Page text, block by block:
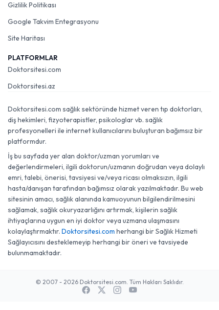
Gizlilik Politikası
Google Takvim Entegrasyonu
Site Haritası
PLATFORMLAR
Doktorsitesi.com
Doktorsitesi.az
Doktorsitesi.com sağlık sektöründe hizmet veren tıp doktorları,
diş hekimleri, fizyoterapistler, psikologlar vb. sağlık
profesyonelleri ile internet kullanıcılarını buluşturan bağımsız bir
platformdur.
İş bu sayfada yer alan doktor/uzman yorumları ve
değerlendirmeleri, ilgili doktorun/uzmanın doğrudan veya dolaylı
emri, talebi, önerisi, tavsiyesi ve/veya ricası olmaksızın, ilgili
hasta/danışan tarafından bağımsız olarak yazılmaktadır. Bu web
sitesinin amacı, sağlık alanında kamuoyunun bilgilendirilmesini
sağlamak, sağlık okuryazarlığını artırmak, kişilerin sağlık
ihtiyaçlarına uygun en iyi doktor veya uzmana ulaşmasını
kolaylaştırmaktır. Doktorsitesi.com herhangi bir Sağlık Hizmeti
Sağlayıcısını desteklemeyip herhangi bir öneri ve tavsiyede
bulunmamaktadır.
© 2007 - 2026 Doktorsitesi.com. Tüm Hakları Saklıdır.